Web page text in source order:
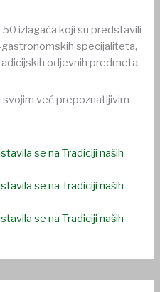
izlagača koji su predstavili
specijaliteta,
odjevnih predmeta.
već prepoznatljivim